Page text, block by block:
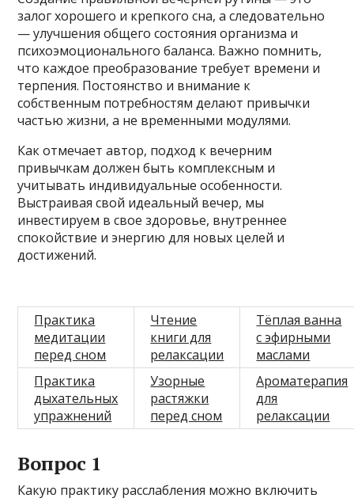
залог хорошего и крепкого сна, а следовательно
— улучшения общего состояния организма и
психоэмоционального баланса. Важно помнить,
что каждое преобразование требует времени и
терпения. Постоянство и внимание к
собственным потребностям делают привычки
частью жизни, а не временными модулями.
Как отмечает автор, подход к вечерним
привычкам должен быть комплексным и
учитывать индивидуальные особенности.
Выстраивая свой идеальный вечер, мы
инвестируем в свое здоровье, внутреннее
спокойствие и энергию для новых целей и
достижений.
Практика
медитации
перед сном
Чтение
книги для
релаксации
Тёплая ванна
с эфирными
маслами
Практика
дыхательных
упражнений
Узорные
растяжки
перед сном
Ароматерапия
для
релаксации
Вопрос 1
Какую практику расслабления можно включить